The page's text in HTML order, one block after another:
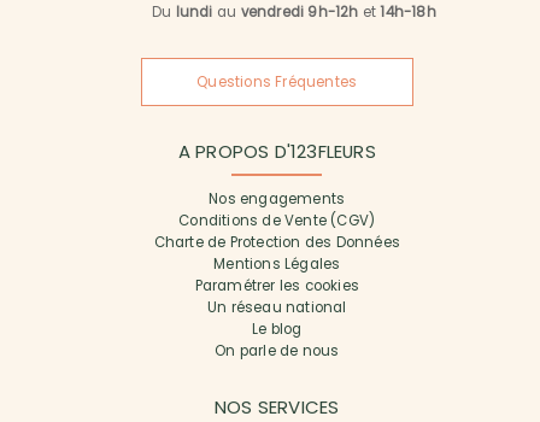
Du lundi au vendredi 9h-12h et14h-18h
Questions Fréquentes
A PROPOS D'123FLEURS
Nos engagements
Conditions de Vente (CGV)
Charte de Protection des Données
Mentions Légales
Paramétrer les cookies
Un réseau national
Le blog
On parle de nous
NOS SERVICES